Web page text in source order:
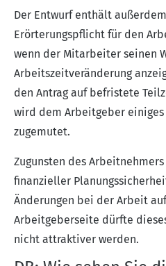
Der Entwurf enthält
Erörterungspflicht für den
wenn der Mitarbeiter seinen
Arbeitszeitveränderung
den Antrag auf befristete
wird dem Arbeitgeber einiges
zugemutet.
Zugunsten des
finanzieller
Änderungen bei der Arbeit
Arbeitgeberseite dürfte
nicht attraktiver werden.